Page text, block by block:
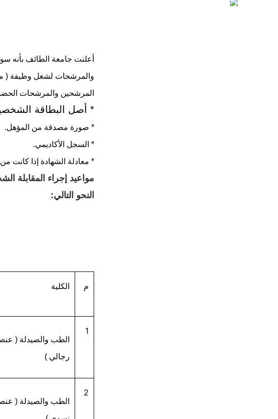
أعلنت جامعة الطائف بأنه
المرشحين والمرشحات
* أصل البطاقة
* صورة مصدقة من المؤهل.
* السجل الأكاديمي.
* معادلة الشهادة إذا كانت
مواعيد إجراء المقابلة
النحو التالي:
م الكلية
1
الطب والصيدلة (
رجالي )
2
الطب والصيدلة (